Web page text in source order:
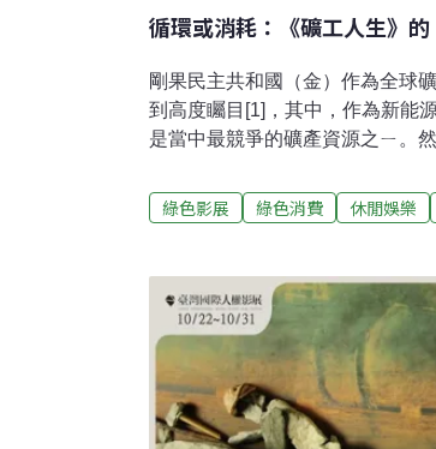
循環或消耗：《礦工人生》
剛果民主共和國（金）作為全球
到高度矚目[1]，其中，作為新能
是當中最競爭的礦產資源之ㄧ。
製過程造成的污染與環境危害卻
商品的「綠能－進步」意識形態
穆肯迪（Frank MUKUNDAY）
例，試圖以一種向內觀看的視角
勞動與身體在這部10分鐘的短片
採產業。對於全球化跨國產業的
多處於高度分工、細部切割的合
綠色影展 綠色消費 休閒娛樂